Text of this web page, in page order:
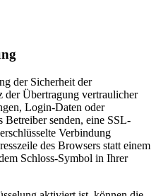
der Sicherheit der
der Übertragung vertraulicher
Login-Daten oder
Betreiber senden, eine SSL-
Verbindung
des Browsers statt einem
Schloss-Symbol in Ihrer